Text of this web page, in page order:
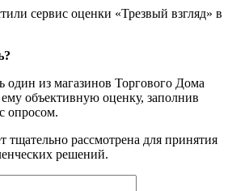
сервис оценки «Трезвый взгляд» в
один из магазинов Торгового Дома
объективную оценку, заполнив
опросом.
тщательно рассмотрена для принятия
решений.